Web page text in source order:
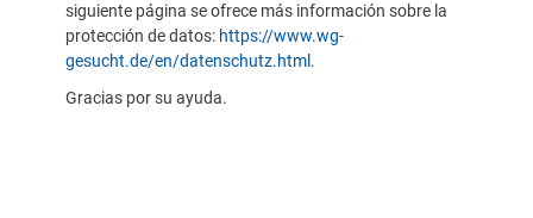
siguiente página se ofrece más información sobre la
protección de datos: https://www.wg-
gesucht.de/en/datenschutz.html .
Gracias por su ayuda.